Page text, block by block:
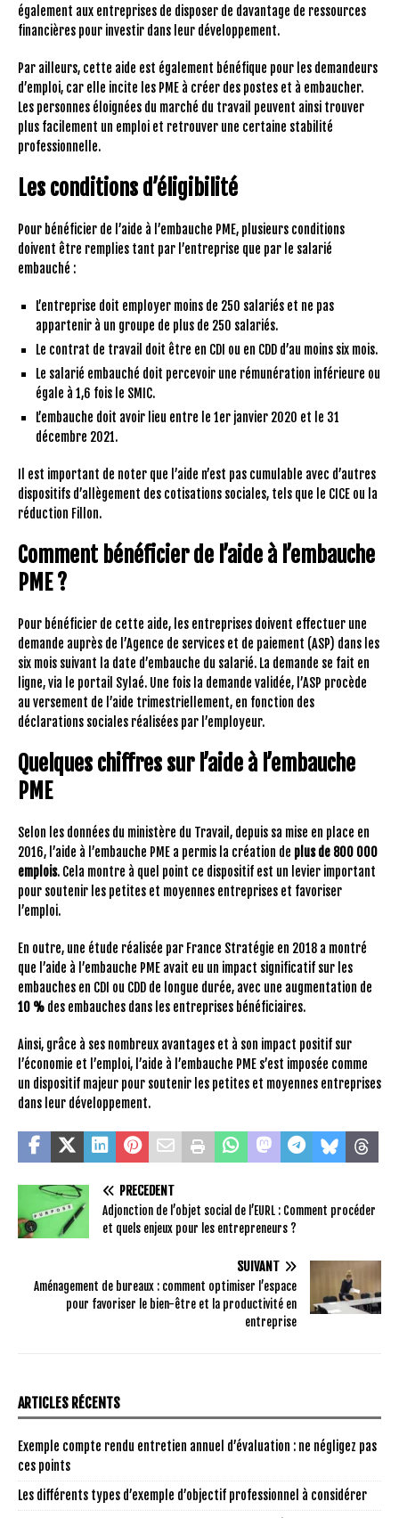
également aux entreprises de disposer de davantage de ressources
financières pour investir dans leur développement.
Par ailleurs, cette aide est également bénéfique pour les demandeurs
d’emploi, car elle incite les PME à créer des postes et à embaucher.
Les personnes éloignées du marché du travail peuvent ainsi trouver
plus facilement un emploi et retrouver une certaine stabilité
professionnelle.
Les conditions d’éligibilité
Pour bénéficier de l’aide à l’embauche PME, plusieurs conditions
doivent être remplies tant par l’entreprise que par le salarié
embauché :
L’entreprise doit employer moins de 250 salariés et ne pas
appartenir à un groupe de plus de 250 salariés.
Le contrat de travail doit être en CDI ou en CDD d’au moins six mois.
Le salarié embauché doit percevoir une rémunération inférieure ou
égale à 1,6 fois le SMIC.
L’embauche doit avoir lieu entre le 1er janvier 2020 et le 31
décembre 2021.
Il est important de noter que l’aide n’est pas cumulable avec d’autres
dispositifs d’allègement des cotisations sociales, tels que le CICE ou la
réduction Fillon.
Comment bénéficier de l’aide à l’embauche
PME ?
Pour bénéficier de cette aide, les entreprises doivent effectuer une
demande auprès de l’Agence de services et de paiement (ASP) dans les
six mois suivant la date d’embauche du salarié. La demande se fait en
ligne, via le portail Sylaé. Une fois la demande validée, l’ASP procède
au versement de l’aide trimestriellement, en fonction des
déclarations sociales réalisées par l’employeur.
Quelques chiffres sur l’aide à l’embauche
PME
Selon les données du ministère du Travail, depuis sa mise en place en
2016, l’aide à l’embauche PME a permis la création de plus de 800 000
emplois. Cela montre à quel point ce dispositif est un levier important
pour soutenir les petites et moyennes entreprises et favoriser
l’emploi.
En outre, une étude réalisée par France Stratégie en 2018 a montré
que l’aide à l’embauche PME avait eu un impact significatif sur les
embauches en CDI ou CDD de longue durée, avec une augmentation de
10 % des embauches dans les entreprises bénéficiaires.
Ainsi, grâce à ses nombreux avantages et à son impact positif sur
l’économie et l’emploi, l’aide à l’embauche PME s’est imposée comme
un dispositif majeur pour soutenir les petites et moyennes entreprises
dans leur développement.
PRÉCÉDENT
Adjonction de l’objet social de l’EURL : Comment procéder
et quels enjeux pour les entrepreneurs ?
SUIVANT
Aménagement de bureaux : comment optimiser l’espace
pour favoriser le bien-être et la productivité en
entreprise
ARTICLES RÉCENTS
Exemple compte rendu entretien annuel d’évaluation : ne négligez pas
ces points
Les différents types d’exemple d’objectif professionnel à considérer